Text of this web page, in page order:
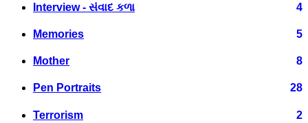
Interview - સંવાદ કળા 4
Memories 5
Mother 8
Pen Portraits 28
Terrorism 2